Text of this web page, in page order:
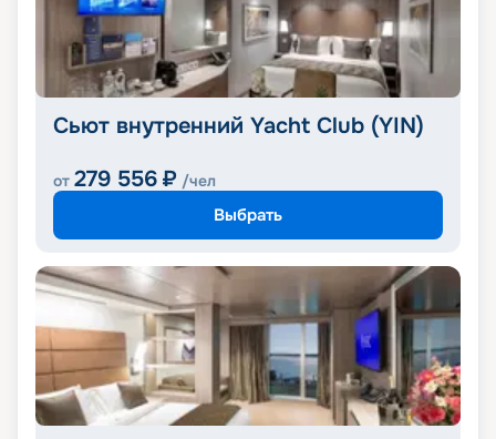
Сьют внутренний Yacht Club (YIN)
от 279 556 ₽ /чел
Выбрать